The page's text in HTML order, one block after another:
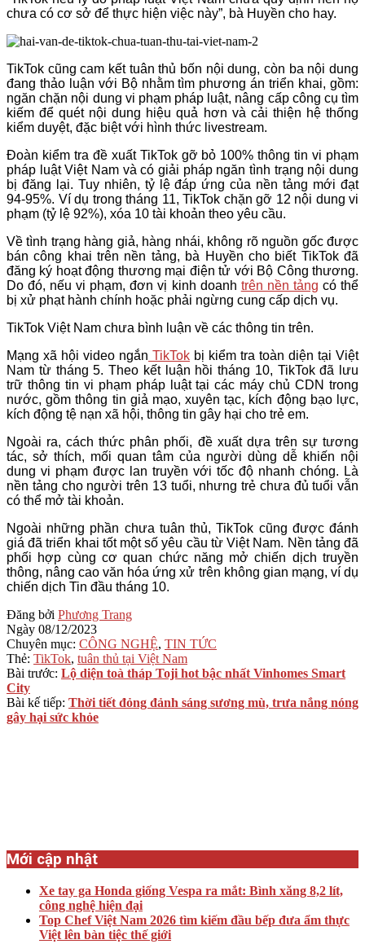
chưa có cơ sở để thực hiện việc này”, bà Huyền cho hay.
TikTok cũng cam kết tuân thủ bốn nội dung, còn ba nội dung
đang thảo luận với Bộ nhằm tìm phương án triển khai, gồm:
ngăn chặn nội dung vi phạm pháp luật, nâng cấp công cụ tìm
kiếm để quét nội dung hiệu quả hơn và cải thiện hệ thống
kiểm duyệt, đặc biệt với hình thức livestream.
Đoàn kiểm tra đề xuất TikTok gỡ bỏ 100% thông tin vi phạm
pháp luật Việt Nam và có giải pháp ngăn tình trạng nội dung
bị đăng lại. Tuy nhiên, tỷ lệ đáp ứng của nền tảng mới đạt
94-95%. Ví dụ trong tháng 11, TikTok chặn gỡ 12 nội dung vi
phạm (tỷ lệ 92%), xóa 10 tài khoản theo yêu cầu.
Về tình trạng hàng giả, hàng nhái, không rõ nguồn gốc được
bán công khai trên nền tảng, bà Huyền cho biết TikTok đã
đăng ký hoạt động thương mại điện tử với Bộ Công thương.
Do đó, nếu vi phạm, đơn vị kinh doanh trên nền tảng có thể
bị xử phạt hành chính hoặc phải ngừng cung cấp dịch vụ.
TikTok Việt Nam chưa bình luận về các thông tin trên.
Mạng xã hội video ngắn TikTok bị kiểm tra toàn diện tại Việt
Nam từ tháng 5. Theo kết luận hồi tháng 10, TikTok đã lưu
trữ thông tin vi phạm pháp luật tại các máy chủ CDN trong
nước, gồm thông tin giả mạo, xuyên tạc, kích động bạo lực,
kích động tệ nạn xã hội, thông tin gây hại cho trẻ em.
Ngoài ra, cách thức phân phối, đề xuất dựa trên sự tương
tác, sở thích, mối quan tâm của người dùng dễ khiến nội
dung vi phạm được lan truyền với tốc độ nhanh chóng. Là
nền tảng cho người trên 13 tuổi, nhưng trẻ chưa đủ tuổi vẫn
có thể mở tài khoản.
Ngoài những phần chưa tuân thủ, TikTok cũng được đánh
giá đã triển khai tốt một số yêu cầu từ Việt Nam. Nền tảng đã
phối hợp cùng cơ quan chức năng mở chiến dịch truyền
thông, nâng cao văn hóa ứng xử trên không gian mạng, ví dụ
chiến dịch Tin đầu tháng 10.
2023-
12-
08
Đăng bởi Phương Trang
Ngày 08/12/2023
Chuyên mục: CÔNG NGHỆ, TIN TỨC
Thẻ: TikTok, tuân thủ tại Việt Nam
Bài trước: Lộ diện toà tháp Toji hot bậc nhất Vinhomes Smart
City
Bài kế tiếp: Thời tiết đỏng đảnh sáng sương mù, trưa nắng nóng
gây hại sức khỏe
Mới cập nhật
Xe tay ga Honda giống Vespa ra mắt: Bình xăng 8,2 lít,
công nghệ hiện đại
Top Chef Việt Nam 2026 tìm kiếm đầu bếp đưa ẩm thực
Việt lên bàn tiệc thế giới